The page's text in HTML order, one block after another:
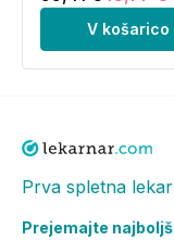
GLYCERIN.
COCO-
Proizvajalec:
Država porekla:
Distributer za
Pot k sejmišču
V košarico
Prva spletna
Prejemajte